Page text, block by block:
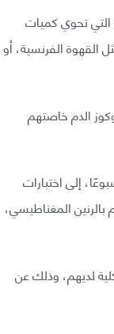
تحوي كميات
الفرنسية، أو
الدم خاصتهم
في مراحل متقدمة من الدراسة، وذلك قبل أن يبدؤوا بأخد الكبسولات لمدة 12 أسبوعًا، إلى اختبارات
المغناطيسي،
لديهم، وذلك عن